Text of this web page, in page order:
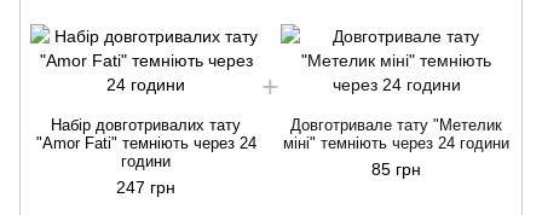
Набір довготривалих тату
"Amor Fati" темніють через 24
години
247 грн
Довготривале тату "Метелик
міні" темніють через 24 години
85 грн